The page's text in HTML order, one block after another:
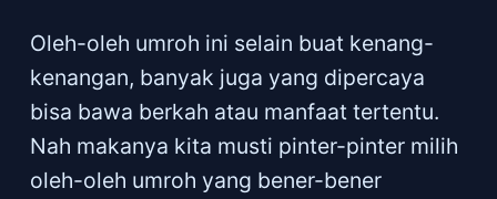
Oleh-oleh umroh ini selain buat kenang-
kenangan, banyak juga yang dipercaya
bisa bawa berkah atau manfaat tertentu.
Nah makanya kita musti pinter-pinter milih
oleh-oleh umroh yang bener-bener